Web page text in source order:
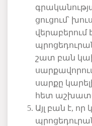
ցուցում՝
վերաբերում
շատ բան
սարքը
հետ
Այլ բան է, որ